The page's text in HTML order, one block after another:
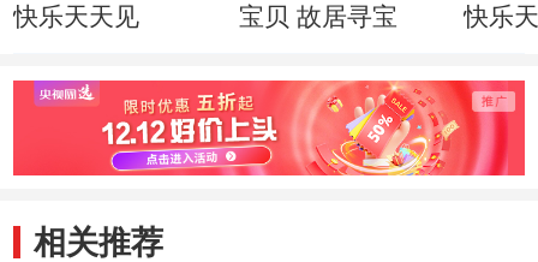
快乐天天见
宝贝 故居寻宝
快乐
相关推荐